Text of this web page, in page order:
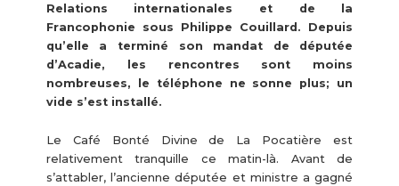
Relations internationales et de la
Francophonie sous Philippe Couillard. Depuis
qu’elle a terminé son mandat de députée
d’Acadie, les rencontres sont moins
nombreuses, le téléphone ne sonne plus; un
vide s’est installé.
Le Café Bonté Divine de La Pocatière est
relativement tranquille ce matin-là. Avant de
s’attabler, l’ancienne députée et ministre a gagné